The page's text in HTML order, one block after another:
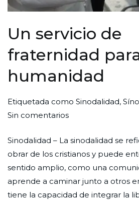
Un servicio de
fraternidad
humanidad
Por
Redaccion
Nueva
Publicada
el
de
septiembre
de
2023
Publicada
en
Etiquetada como Sinodalidad,
Sin comentariosen
servicio
de
fraternidad
para
la
Sinodalidad – La sinodalidad se
obrar de los cristianos y puede
sentido amplio, como una
aprende a caminar junto a otros
tiene la capacidad de integrar la